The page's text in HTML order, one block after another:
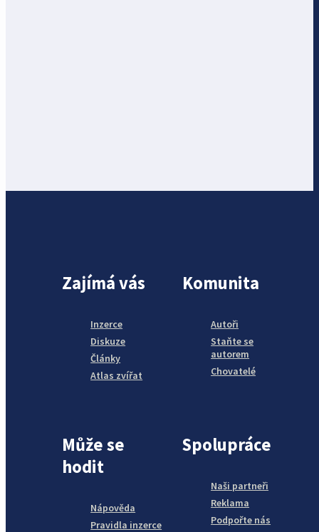
Zajímá vás
Inzerce
Diskuze
Články
Atlas zvířat
Komunita
Autoři
Staňte se
autorem
Chovatelé
Může se
hodit
Nápověda
Pravidla inzerce
Spolupráce
Naši partneři
Reklama
Podpořte nás